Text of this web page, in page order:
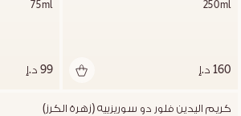
250ml
160 د.إ
75ml
99 د.إ
كريم اليدين فلور دو سوريزييه (زهرة الكرز)